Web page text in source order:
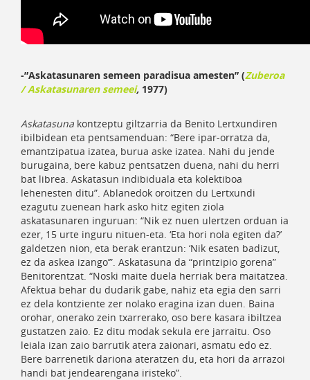
-”Askatasunaren semeen paradisua amesten” (Zuberoa
/ Askatasunaren semeei, 1977)
Askatasuna kontzeptu giltzarria da Benito Lertxundiren
ibilbidean eta pentsamenduan: “Bere ipar-orratza da,
emantzipatua izatea, burua aske izatea. Nahi du jende
burugaina, bere kabuz pentsatzen duena, nahi du herri
bat librea. Askatasun indibiduala eta kolektiboa
lehenesten ditu”. Ablanedok oroitzen du Lertxundi
ezagutu zuenean hark asko hitz egiten ziola
askatasunaren inguruan: “Nik ez nuen ulertzen orduan ia
ezer, 15 urte inguru nituen-eta. ‘Eta hori nola egiten da?’
galdetzen nion, eta berak erantzun: ‘Nik esaten badizut,
ez da askea izango’”. Askatasuna da “printzipio gorena”
Benitorentzat. “Noski maite duela herriak bera maitatzea.
Afektua behar du dudarik gabe, nahiz eta egia den sarri
ez dela kontziente zer nolako eragina izan duen. Baina
orohar, onerako zein txarrerako, oso bere kasara ibiltzea
gustatzen zaio. Ez ditu modak sekula ere jarraitu. Oso
leiala izan zaio barrutik atera zaionari, asmatu edo ez.
Bere barrenetik dariona ateratzen du, eta hori da arrazoi
handi bat jendearengana iristeko”.